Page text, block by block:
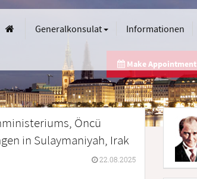
Generalkonsulat Informationen
Make Appointment
Öncü
in Sulaymaniyah, Irak
22.08.2025